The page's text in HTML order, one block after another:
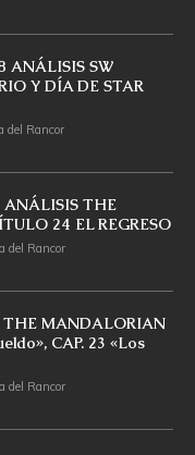
ANÁLISIS SW
Y DÍA DE STAR
del Rancor
ANÁLISIS THE
24 EL REGRESO
del Rancor
THE MANDALORIAN
CAP. 23 «Los
del Rancor